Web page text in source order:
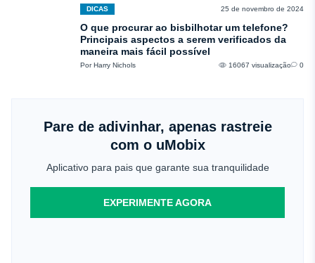
DICAS 25 de novembro de 2024
O que procurar ao bisbilhotar um telefone?
Principais aspectos a serem verificados da
maneira mais fácil possível
Por Harry Nichols 16067 visualização 0
Pare de adivinhar, apenas rastreie
com o uMobix
Aplicativo para pais que garante sua tranquilidade
EXPERIMENTE AGORA